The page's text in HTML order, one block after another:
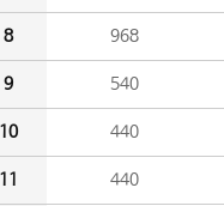
8 968
9 540
10 440
11 440